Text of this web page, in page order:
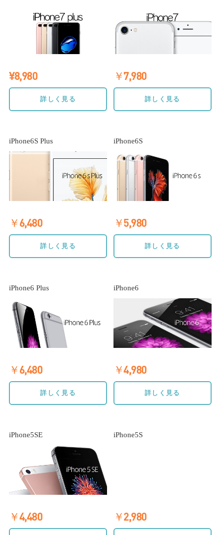
¥8,980
詳しく見る
￥7,980
詳しく見る
iPhone6S Plus
￥6,480
詳しく見る
iPhone6S
￥5,980
詳しく見る
iPhone6 Plus
￥6,480
詳しく見る
iPhone6
￥4,980
詳しく見る
iPhone5SE
￥4,480
iPhone5S
￥2,980